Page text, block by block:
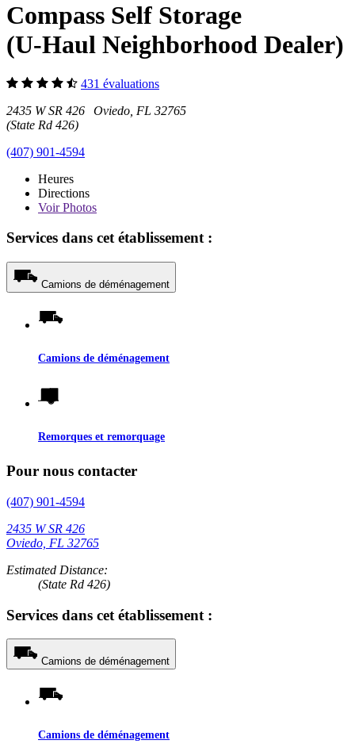
Compass Self Storage
(U-Haul Neighborhood Dealer)
431 évaluations
2435 W SR 426 Oviedo, FL 32765
(State Rd 426)
(407) 901-4594
Heures
Directions
VoirPhotos
Services dans cet établissement :
Camions de déménagement
Camions de déménagement
Remorques et remorquage
Pour nous contacter
(407) 901-4594
2435 W SR 426
Oviedo, FL 32765
Estimated Distance:
(State Rd 426)
Services dans cet établissement :
Camions de déménagement
Camions de déménagement